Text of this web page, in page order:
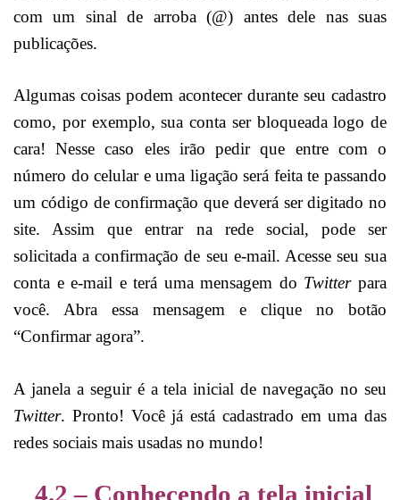
com um sinal de arroba (@) antes dele nas suas
publicações.
Algumas coisas podem acontecer durante seu cadastro
como, por exemplo, sua conta ser bloqueada logo de
cara! Nesse caso eles irão pedir que entre com o
número do celular e uma ligação será feita te passando
um código de confirmação que deverá ser digitado no
site. Assim que entrar na rede social, pode ser
solicitada a confirmação de seu e-mail. Acesse seu sua
conta e e-mail e terá uma mensagem do Twitterpara
você. Abra essa mensagem e clique no botão
“Confirmar agora”.
A janela a seguir é a tela inicial de navegação no seu
Twitter. Pronto! Você já está cadastrado em uma das
redes sociais mais usadas no mundo!